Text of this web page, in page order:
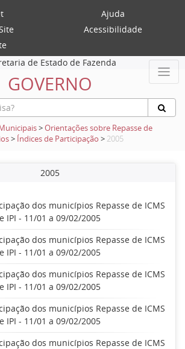
Ajuda
Acessibilidade
de Estado de Fazenda
GOVERNO
>Orientações sobre Repasse de
> Índices de Participação > 2005
2005
dos municípios Repasse de ICMS
e IPI - 11/01 a 09/02/2005
dos municípios Repasse de ICMS
e IPI - 11/01 a 09/02/2005
dos municípios Repasse de ICMS
e IPI - 11/01 a 09/02/2005
dos municípios Repasse de ICMS
e IPI - 11/01 a 09/02/2005
dos municípios Repasse de ICMS